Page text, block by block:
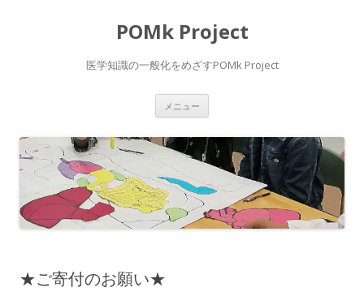
POMk Project
医学知識の一般化をめざすPOMk Project
メニュー
ン
ツ
へ
ス
ッ
★ご寄付のお願い★